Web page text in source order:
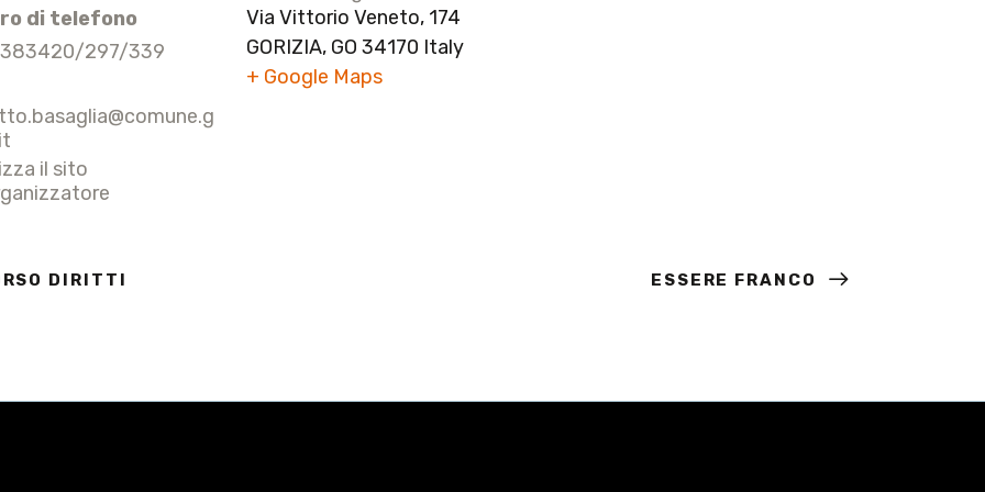
di telefono
297/339
il sito
Via Vittorio Veneto, 174
GORIZIA, GO 34170 Italy
+ Google Maps
DIRITTI ESSERE FRANCO